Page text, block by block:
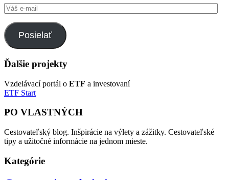
Váš
e-
mail
Posielať
Ďalšie projekty
Vzdelávací portál o ETF a investovaní
ETF Start
PO VLASTNÝCH
Cestovateľský blog. Inšpirácie na výlety a zážitky. Cestovateľské
tipy a užitočné informácie na jednom mieste.
Kategórie